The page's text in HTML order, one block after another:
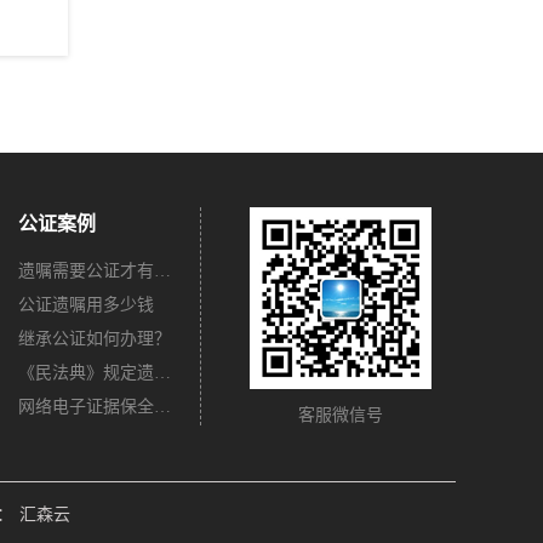
公证案例
遗嘱需要公证才有法律效力吗？
公证遗嘱用多少钱
继承公证如何办理？
《民法典》规定遗嘱不公证有法律效力吗？
网络电子证据保全公证怎么办理？
客服微信号
汇森云